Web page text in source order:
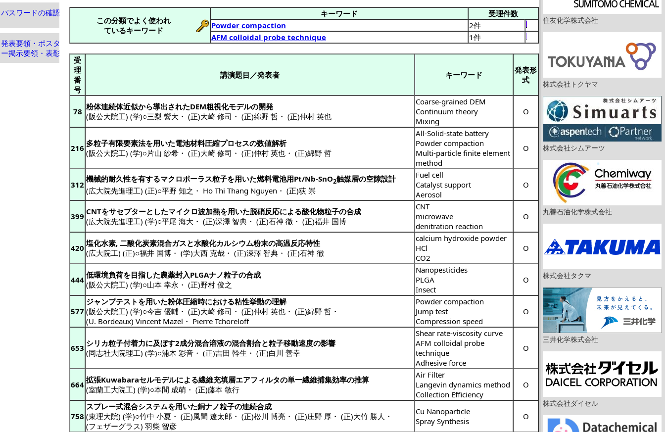
パスワードの確認
発表要領・ポスタ
ー掲示要領・表彰
この分類でよく使われ
ているキーワード
キーワード
受理件数
Powder compaction
2件
AFM colloidal probe technique
1件
受
理
番
号
講演題目／発表者 キーワード
発表形
式
78 粉体連続体近似から導出されたDEM粗視化モデルの開発
(阪公大院工) (学)○三梨 響大 ・ (正)大崎 修司 ・ (正)綿野 哲 ・ (正)仲村 英也
Coarse-grained DEM
Continuum theory
Mixing
O
216 多粒子有限要素法を用いた電池材料圧縮プロセスの数値解析
(阪公大院工) (学)○片山 紗希 ・ (正)大崎 修司 ・ (正)仲村 英也 ・ (正)綿野 哲
All-Solid-state battery
Powder compaction
Multi-particle finite element
method
O
312
機械的耐久性を有するマクロポーラス粒子を用いた燃料電池用Pt/Nb-SnO2触媒層の空隙設計
(広大院先進理工) (正)○平野 知之 ・ Ho Thi Thang Nguyen ・ (正)荻 崇
Fuel cell
Catalyst support
Aerosol
O
399 CNTをサセプターとしたマイクロ波加熱を用いた脱硝反応による酸化物粒子の合成
(広大院先進理工) (学)○平尾 海大 ・ (正)深澤 智典 ・ (正)石神 徹 ・ (正)福井 国博
CNT
microwave
denitration reaction
O
420 塩化水素, 二酸化炭素混合ガスと水酸化カルシウム粉末の高温反応特性
(広大院工) (正)○福井 国博 ・ (学)大西 克哉 ・ (正)深澤 智典 ・ (正)石神 徹
calcium hydroxide powder
HCl
CO2
O
444 低環境負荷を目指した農薬封入PLGAナノ粒子の合成
(阪公大院工) (学)○山本 幸永 ・ (正)野村 俊之
Nanopesticides
PLGA
Insect
O
577
ジャンプテストを用いた粉体圧縮時における粘性挙動の理解
(阪公大院工) (学)○今吉 優輔 ・ (正)大崎 修司 ・ (正)仲村 英也 ・ (正)綿野 哲 ・
(U. Bordeaux) Vincent Mazel ・ Pierre Tchoreloff
Powder compaction
Jump test
Compression speed
O
653 シリカ粒子付着力に及ぼす2成分混合溶液の混合割合と粒子移動速度の影響
(同志社大院理工) (学)○浦木 彩音 ・ (正)吉田 幹生 ・ (正)白川 善幸
Shear rate-viscosity curve
AFM colloidal probe
technique
Adhesive force
O
664 拡張Kuwabaraセルモデルによる繊維充填層エアフィルタの単一繊維捕集効率の推算
(室蘭工大院工) (学)○本間 成萌 ・ (正)藤本 敏行
Air Filter
Langevin dynamics method
Collection Efficiency
O
758
スプレー式混合システムを用いた銅ナノ粒子の連続合成
(東理大院) (学)○竹中 小夏 ・ (正)風間 遼太郎 ・ (正)松川 博亮 ・ (正)庄野 厚 ・ (正)大竹 勝人 ・
(フェザーグラス) 羽柴 智彦
Cu Nanoparticle
Spray Synthesis
O
住友化学株式会社
株式会社トクヤマ
株式会社シムアーツ
丸善石油化学株式会社
株式会社タクマ
三井化学株式会社
株式会社ダイセル